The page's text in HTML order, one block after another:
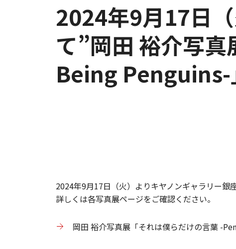
2024年9月17日
て”岡田 裕介写
Being Penguins-
2024年9月17日（火）よりキヤノンギャラリー銀
詳しくは各写真展ページをご確認ください。
岡田 裕介写真展「それは僕らだけの言葉 -